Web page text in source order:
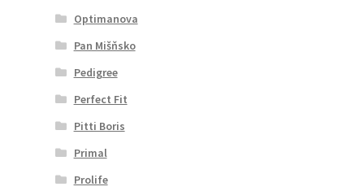
Optimanova
Pan Mišňsko
Pedigree
Perfect Fit
Pitti Boris
Primal
Prolife